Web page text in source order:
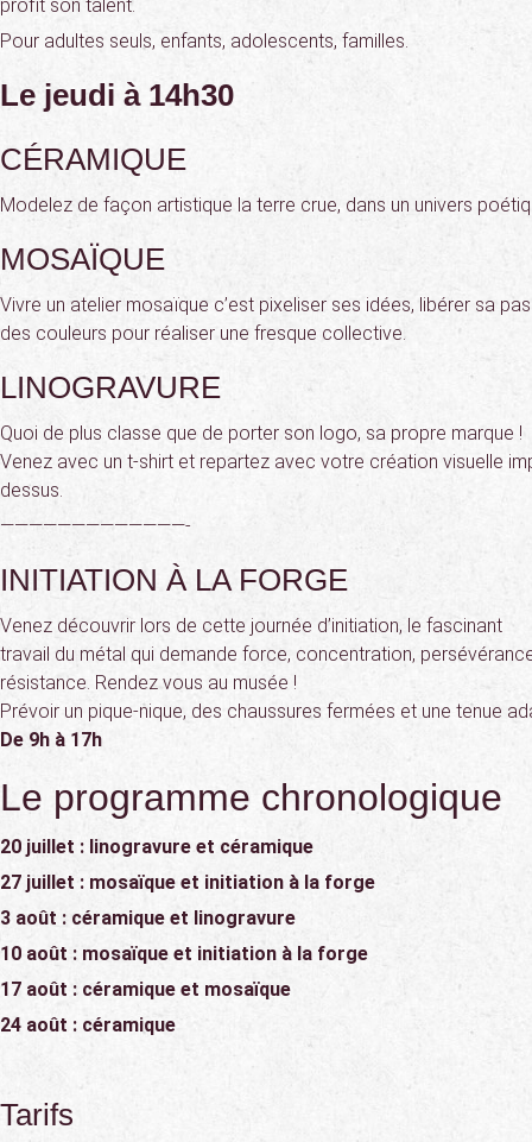
profit son talent.
Pour adultes seuls, enfants, adolescents, familles.
Le jeudi à 14h30
CÉRAMIQUE
Modelez de façon artistique la terre crue, dans un univers
MOSAÏQUE
Vivre un atelier mosaïque c’est pixeliser ses idées, libérer sa
des couleurs pour réaliser une fresque collective.
LINOGRAVURE
Quoi de plus classe que de porter son logo, sa propre marque !
Venez avec un t-shirt et repartez avec votre création visuelle
dessus.
—————————————-
INITIATION À LA FORGE
Venez découvrir lors de cette journée d’initiation, le fascinant
travail du métal qui demande force, concentration,
résistance. Rendez vous au musée !
Prévoir un pique-nique, des chaussures fermées et une tenue
De 9h à 17h
Le programme chronologique
20 juillet : linogravure et céramique
27 juillet : mosaïque et initiation à la forge
3 août : céramique et linogravure
10 août : mosaïque et initiation à la forge
17 août : céramique et mosaïque
24 août : céramique
Tarifs